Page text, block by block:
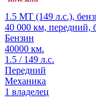
1.5 MT (149 л.с.),
40 000 км, передний,
Бензин
40000 км.
1.5 / 149 л.с.
Передний
Механика
1 владелец